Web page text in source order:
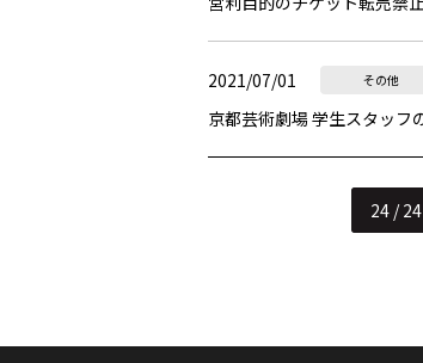
2021/07/01 その他
京都芸術劇場 学生スタッフ
24 / 24